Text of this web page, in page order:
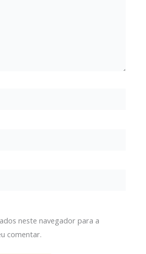
neste navegador para a
comentar.